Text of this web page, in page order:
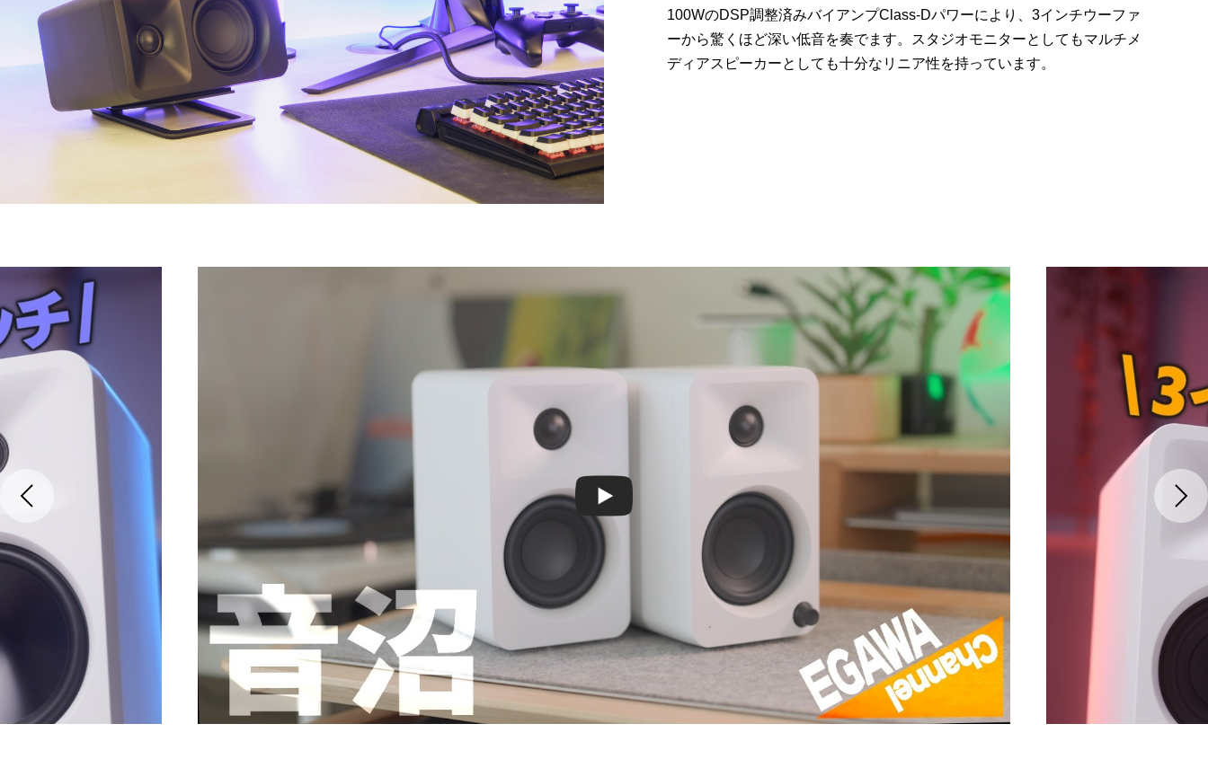
100WのDSP調整済みバイアンプClass-Dパワーにより、 3インチウーファ
ーから驚くほど深い低音を奏でます。スタジオモニターとしてもマルチメ
ディアスピーカーとしても十分なリニア性を持っています。